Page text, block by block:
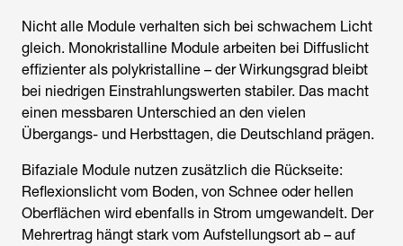
Nicht alle Module verhalten sich bei schwachem Licht
gleich. Monokristalline Module arbeiten bei Diffuslicht
effizienter als polykristalline – der Wirkungsgrad bleibt
bei niedrigen Einstrahlungswerten stabiler. Das macht
einen messbaren Unterschied an den vielen
Übergangs- und Herbsttagen, die Deutschland prägen.
Bifaziale Module nutzen zusätzlich die Rückseite:
Reflexionslicht vom Boden, von Schnee oder hellen
Oberflächen wird ebenfalls in Strom umgewandelt. Der
Mehrertrag hängt stark vom Aufstellungsort ab – auf